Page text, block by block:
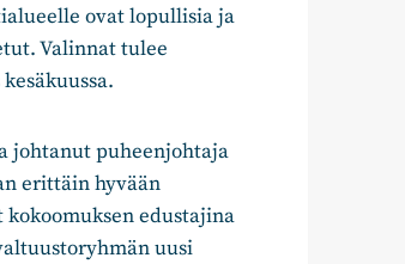
ovat lopullisia ja
Valinnat tulee
johtanut puheenjohtaja
erittäin hyvään
edustajina
uusi